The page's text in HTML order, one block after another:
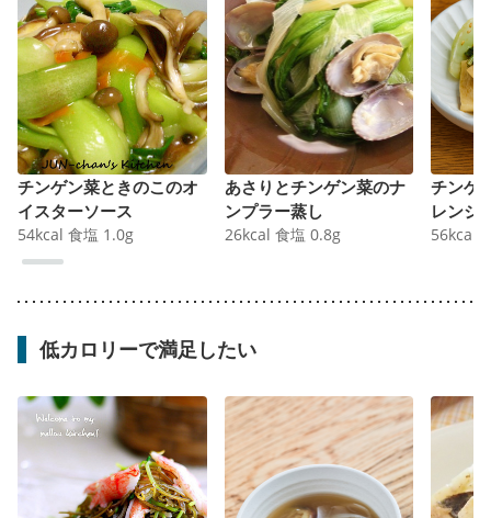
チンゲン菜ときのこのオ
イスターソース
54kcal 食塩 1.0g
あさりとチンゲン菜のナ
ンプラー蒸し
26kcal 食塩 0.8g
チンゲ
レンジ
56kcal
低カロリーで満足したい